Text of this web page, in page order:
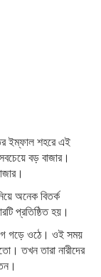
ইম্ফাল শহরে এই
বড় বাজার।
অনেক বিতর্ক
প্রতিষ্ঠিত হয়।
গড়ে ওঠে। ওই সময়
তখন তারা নারীদের